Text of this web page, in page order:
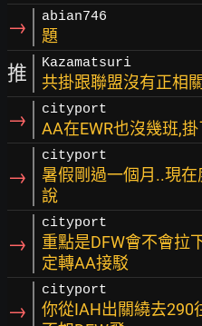
→ abian746
題
推 Kazamatsuri
共掛跟聯盟沒有正相關
→ cityport
AA在EWR也沒幾班,
→
cityport
暑假剛過一個月..現
說
→
cityport
重點是DFW會不會拉
定轉AA接駁
→
cityport
你從IAH出關繞去290